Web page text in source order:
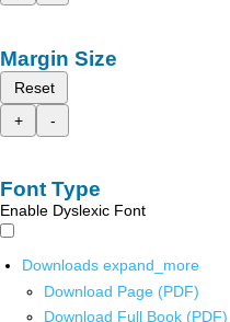
Margin Size
Reset
+
-
Font Type
Enable Dyslexic Font
Downloads expand_more
Download Page (PDF)
Download Full Book (PDF)